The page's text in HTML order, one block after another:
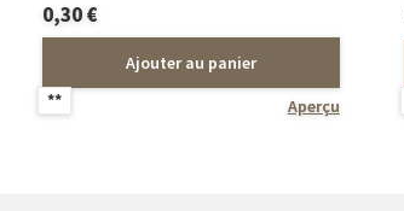
**
0,30€
Ajouter au panier
Aperçu